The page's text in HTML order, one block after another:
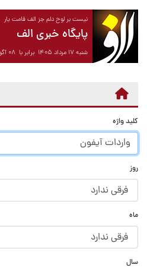
نیست بر لوح دلم جز الف قامت یار
پایگاه خبری الف
شنبه ۱۷ مرداد ۱۴۰۵ برابر با ۰۸ آگوست ۲۰۲۶
کلید واژه
روز
ماه
سال